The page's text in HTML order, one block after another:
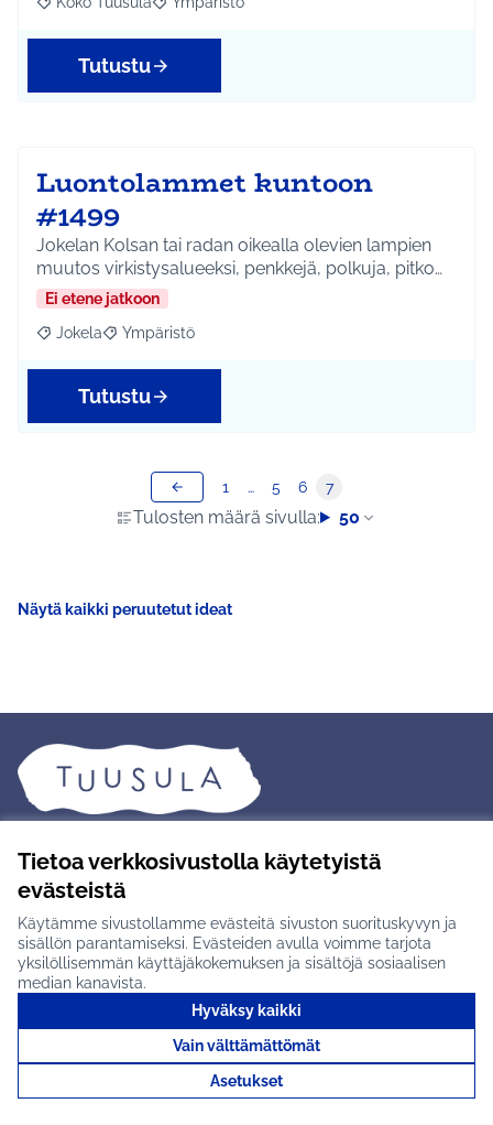
Tietoa verkkosivustolla käytetyistä
evästeistä
Käytämme sivustollamme evästeitä sivuston suorituskyvyn ja
sisällön parantamiseksi. Evästeiden avulla voimme tarjota
yksilöllisemmän käyttäjäkokemuksen ja sisältöjä sosiaalisen
median kanavista.
Hyväksy kaikki
Vain välttämättömät
Asetukset
Rajaa tulokset aihepiirin mukaan: Koko Tuusula
Rajaa tulokset teeman mukaan: Ympäristö
Tutustu
Luontolammet kuntoon
#1499
Jokelan Kolsan tai radan oikealla olevien lampien
muutos virkistysalueeksi, penkkejä, polkuja, pitko…
Ei etene jatkoon
Rajaa tulokset aihepiirin mukaan: Jokela
Jokela Rajaa tulokset teeman mukaan: Ympäristö
Ympäristö
Tutustu
Tulosten määrä sivulla: 50
1 … 5 6 7
Näytä kaikki peruutetut ideat
Tuusulan osallistumisalusta
Tietosuojaseloste
Saavutettavuus
Käyttöehdot
Evästeasetukset
Tietoa palvelusta
Usein kysytyt kysymykset